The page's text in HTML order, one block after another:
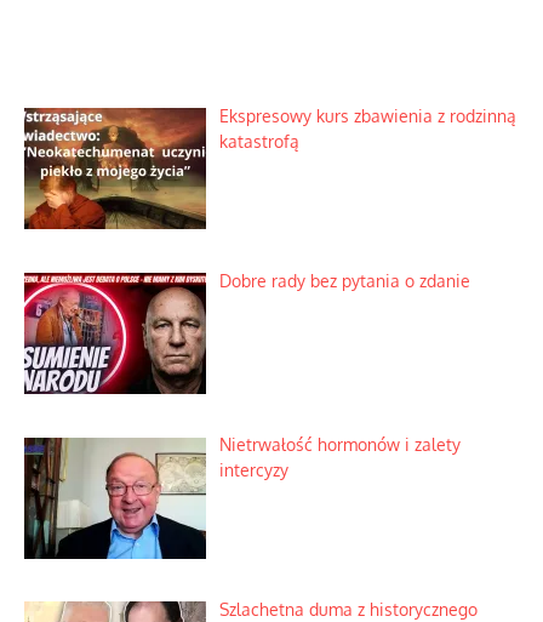
Ekspresowy kurs zbawienia z rodzinną
katastrofą
Dobre rady bez pytania o zdanie
Nietrwałość hormonów i zalety
intercyzy
Szlachetna duma z historycznego